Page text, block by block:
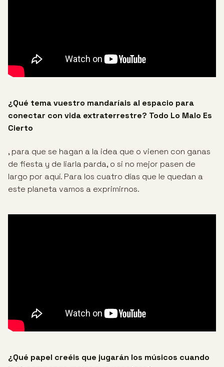
¿Qué tema vuestro mandaríais al espacio para
conectar con vida extraterrestre? Todo Lo Malo Es
Cierto
, para que se hagan a la idea que o vienen con ganas
de fiesta y de liarla parda, o si no mejor pasen de
largo por aquí. Para los cuatro días que le quedan a
este planeta vamos a exprimirnos.
¿Qué papel creéis que jugarán los músicos cuando